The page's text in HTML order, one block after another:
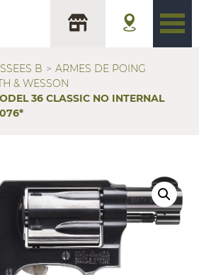
B
ARMES DE POING
& WESSON
36 CLASSIC NO INTERNAL